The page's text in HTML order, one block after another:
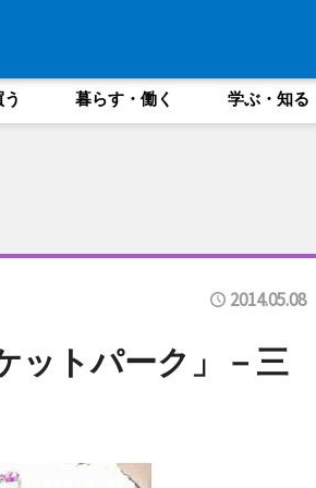
暮らす・働く 学ぶ・知る
2014.05.08
ットパーク」－三